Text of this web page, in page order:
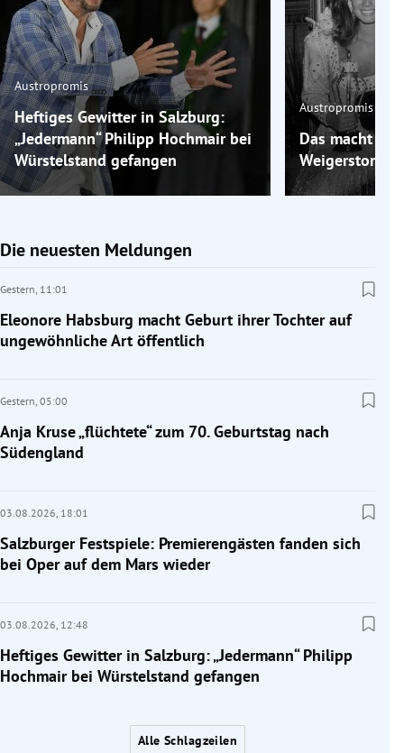
Austropromis
Heftiges Gewitter in Salzburg:
„Jedermann“ Philipp Hochmair bei
Würstelstand gefangen
Austropromis
Das macht
Weigerstorfer
Die neuesten Meldungen
Gestern, 11:01
Eleonore Habsburg macht Geburt ihrer Tochter auf
ungewöhnliche Art öffentlich
Gestern, 05:00
Anja Kruse „flüchtete“ zum 70. Geburtstag nach
Südengland
03.08.2026, 18:01
Salzburger Festspiele: Premierengästen fanden sich
bei Oper auf dem Mars wieder
03.08.2026, 12:48
Heftiges Gewitter in Salzburg: „Jedermann“ Philipp
Hochmair bei Würstelstand gefangen
Alle Schlagzeilen